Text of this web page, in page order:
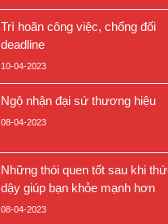
Trì hoãn công việc, chống đối
deadline
10-04-2023
Ngộ nhận đại sứ thương hiệu
08-04-2023
Những thói quen tốt sau khi
dậy giúp bạn khỏe mạnh hơn
08-04-2023